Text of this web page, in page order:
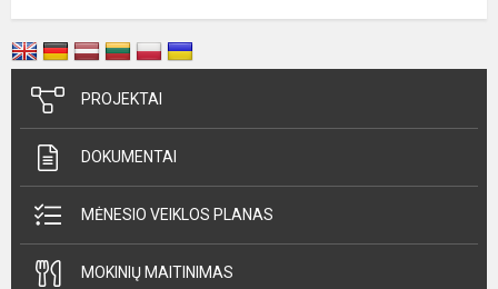
PROJEKTAI
DOKUMENTAI
MĖNESIO VEIKLOS PLANAS
MOKINIŲ MAITINIMAS